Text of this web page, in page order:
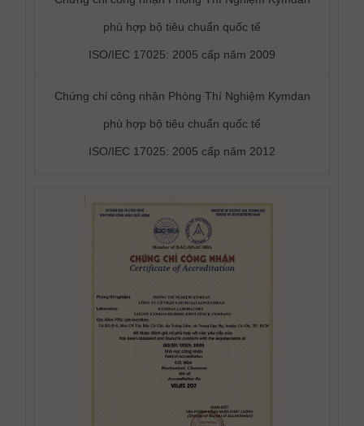
phù hợp bộ tiêu chuẩn quốc tế
ISO/IEC 17025: 2005 cấp năm 2009
Chứng chỉ công nhận Phòng Thí Nghiệm Kymdan
phù hợp bộ tiêu chuẩn quốc tế
ISO/IEC 17025: 2005 cấp năm 2012